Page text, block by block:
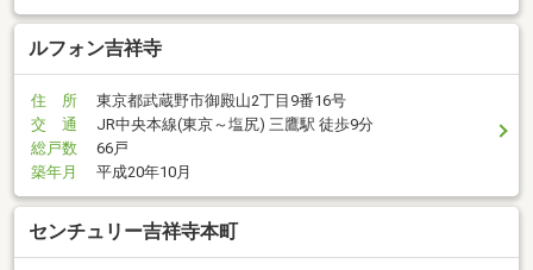
ルフォン吉祥寺
住 所
東京都武蔵野市御殿山2丁目9番16号
交 通
JR中央本線(東京～塩尻) 三鷹駅 徒歩9分
総戸数
66戸
築年月
平成20年10月
センチュリー吉祥寺本町